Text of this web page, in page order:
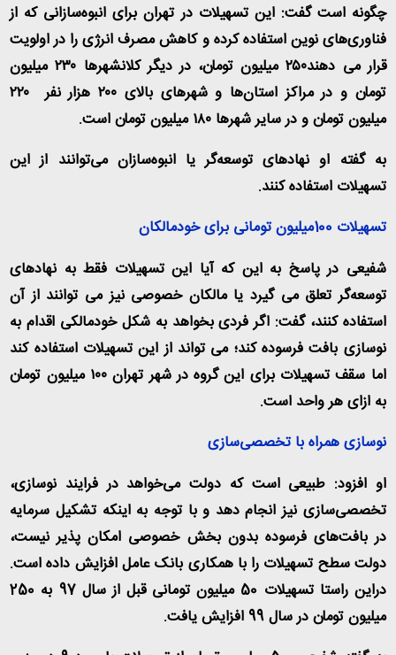
چگونه است گفت: این تسهیلات در تهران برای انبوه‌سازانی که از
فناوری‌های نوین استفاده کرده و کاهش مصرف انرژی را در اولویت
قرار می دهند۲۵۰ میلیون تومان، در دیگر کلانشهرها ۲۳۰ میلیون
تومان و در مراکز استان‌ها و شهرهای بالای ۲۰۰ هزار نفر ۲۲۰
میلیون تومان و در سایر شهرها ۱۸۰ میلیون تومان است.
به گفته او نهادهای توسعه‌گر یا انبوه‌سازان می‌توانند از این
تسهیلات استفاده کنند.
تسهیلات 100میلیون تومانی برای خودمالکان
شفیعی در پاسخ به این که آیا این تسهیلات فقط به نهادهای
توسعه‌گر تعلق می گیرد یا مالکان خصوصی نیز می توانند از آن
استفاده کنند، گفت: اگر فردی بخواهد به شکل خودمالکی اقدام به
نوسازی بافت فرسوده کند؛ می تواند از این تسهیلات استفاده کند
اما سقف تسهیلات برای این گروه در شهر تهران ۱۰۰ میلیون تومان
به ازای هر واحد است.
نوسازی همراه با تخصصی‌سازی
او افزود: طبیعی است که دولت می‌خواهد در فرایند نوسازی،
تخصصی‌سازی نیز انجام دهد و با توجه به اینکه تشکیل سرمایه
در بافت‌های فرسوده بدون بخش خصوصی امکان پذیر نیست،
دولت سطح تسهیلات را با همکاری بانک عامل افزایش داده است.
دراین راستا تسهیلات 50 میلیون تومانی قبل از سال 97 به 250
میلیون تومان در سال 99 افزایش یافت.